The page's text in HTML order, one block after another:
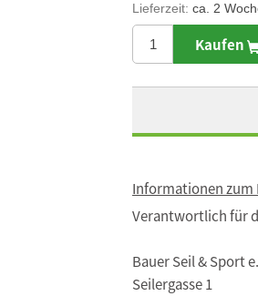
Lieferzeit: ca. 2
Kaufen
Informationen zum
Verantwortlich für
Bauer Seil & Sport
Seilergasse 1